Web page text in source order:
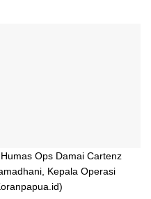
Ops Damai Cartenz
Kepala Operasi